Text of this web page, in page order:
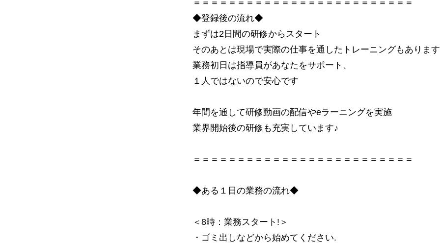
＝＝＝＝＝＝＝＝＝＝＝＝＝＝＝＝＝＝＝＝＝＝＝＝＝
◆登録後の流れ◆
まずは2日間の研修からスタート
そのあとは現場で実際の仕事を通したトレーニングもあります
業務初日は指導員があなたをサポート、
１人ではないので安心です
年間を通して研修動画の配信やeラーニングを実施
業界開始後の研修も充実しています♪
＝＝＝＝＝＝＝＝＝＝＝＝＝＝＝＝＝＝＝＝＝＝＝＝＝
◆ある１日の業務の流れ◆
＜8時：業務スタート!＞
・ゴミ出しなどから始めてください.